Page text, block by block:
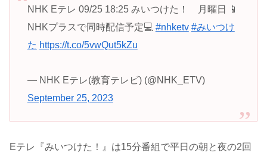
NHK Eテレ 09/25 18:25 みいつけた！ 月曜日 📱
NHKプラスで同時配信予定💻 #nhketv #みいつけ
た https://t.co/5vwQut5kZu
— NHK Eテレ(教育テレビ) (@NHK_ETV)
September 25, 2023
Eテレ『みいつけた！』は15分番組で平日の朝と夜の2回